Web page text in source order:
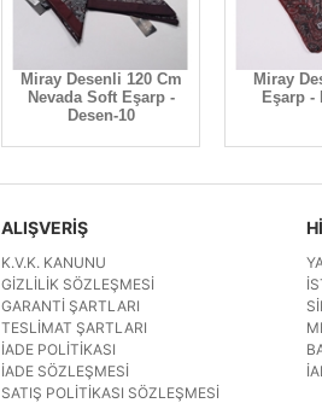
Miray Desenli 120 Cm
Nevada Soft Eşarp -
Desen-10
Miray
Eşarp -
ALIŞVERİŞ
K.V.K. KANUNU
GIZLILIK SÖZLEŞMESI
GARANTI ŞARTLARI
TESLIMAT ŞARTLARI
İADE POLITIKASI
İADE SÖZLEŞMESI
SATIŞ POLITIKASI SÖZLEŞMESI